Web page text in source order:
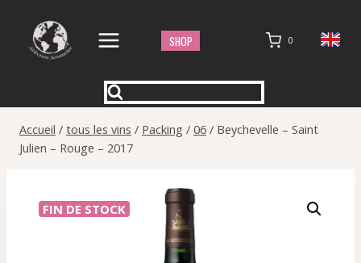
contenu
SHOP 0
Accueil / tous les vins / Packing / 06 / Beychevelle – Saint
Julien – Rouge – 2017
FIN DE STOCK